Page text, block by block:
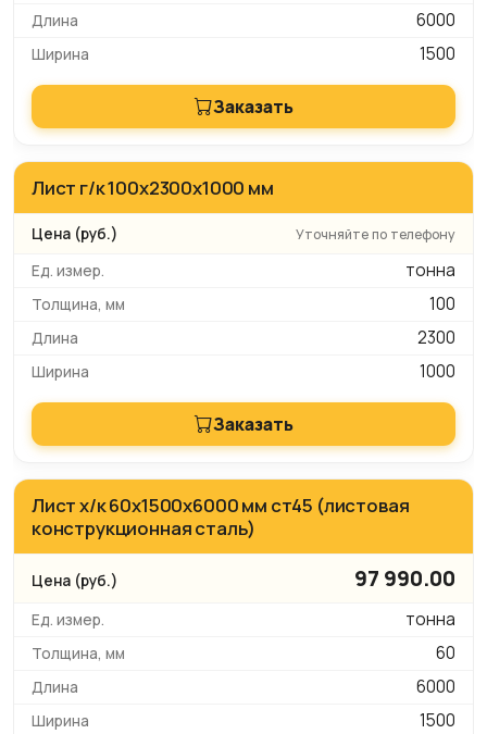
6000
1500
Заказать
Лист г/к 100х2300х1000 мм
Уточняйте по телефону
тонна
100
2300
1000
Заказать
Лист х/к 60х1500х6000 мм ст45 (листовая
конструкционная сталь)
97 990.00
тонна
60
6000
1500